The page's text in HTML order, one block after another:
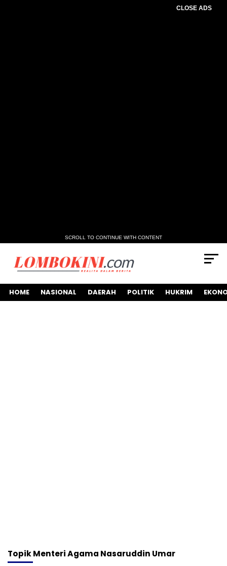
CLOSE ADS
SCROLL TO CONTINUE WITH CONTENT
HOME NASIONAL DAERAH POLITIK HUKRIM
TopikMenteri Agama Nasaruddin Umar